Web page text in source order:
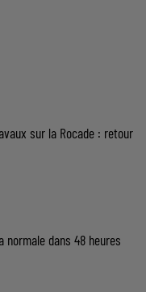
sur la Rocade : retour
normale dans 48 heures